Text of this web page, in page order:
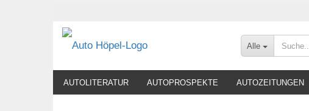
Alle
AUTOLITERATUR AUTOPROSPEKTE AUTOZEITUNGEN